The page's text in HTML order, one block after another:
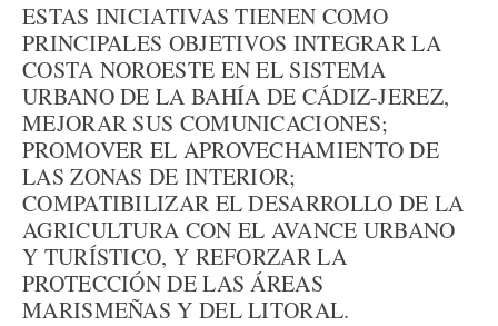
ESTAS INICIATIVAS TIENEN COMO
PRINCIPALES OBJETIVOS INTEGRAR LA
COSTA NOROESTE EN EL SISTEMA
URBANO DE LA BAHÍA DE CÁDIZ-JEREZ,
MEJORAR SUS COMUNICACIONES;
PROMOVER EL APROVECHAMIENTO DE
LAS ZONAS DE INTERIOR;
COMPATIBILIZAR EL DESARROLLO DE LA
AGRICULTURA CON EL AVANCE URBANO
Y TURÍSTICO, Y REFORZAR LA
PROTECCIÓN DE LAS ÁREAS
MARISMEÑAS Y DEL LITORAL.